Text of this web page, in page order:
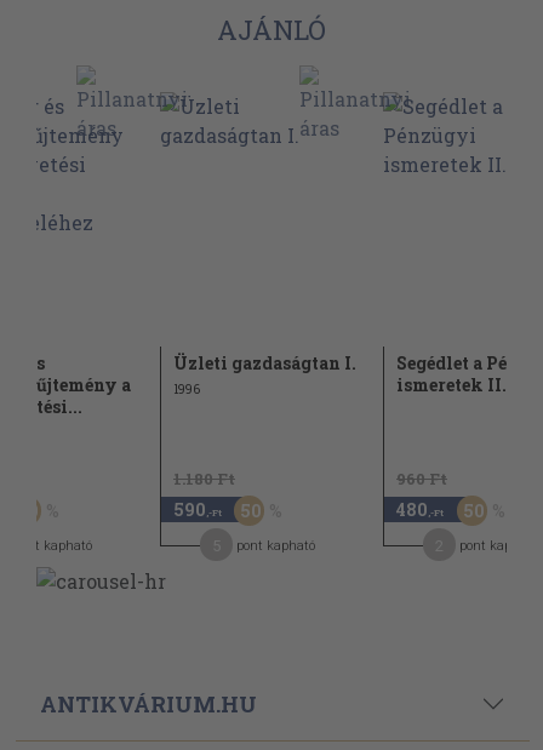
AJÁNLÓ
és
a
50
pont kapható
Üzleti gazdaságtan I.
1996
1.180 Ft
590 ,-Ft 50
pont kapható
Segédlet a
ismeretek II.
960 Ft
480 ,-Ft 50
pont kapható
ANTIKVÁRIUM.HU